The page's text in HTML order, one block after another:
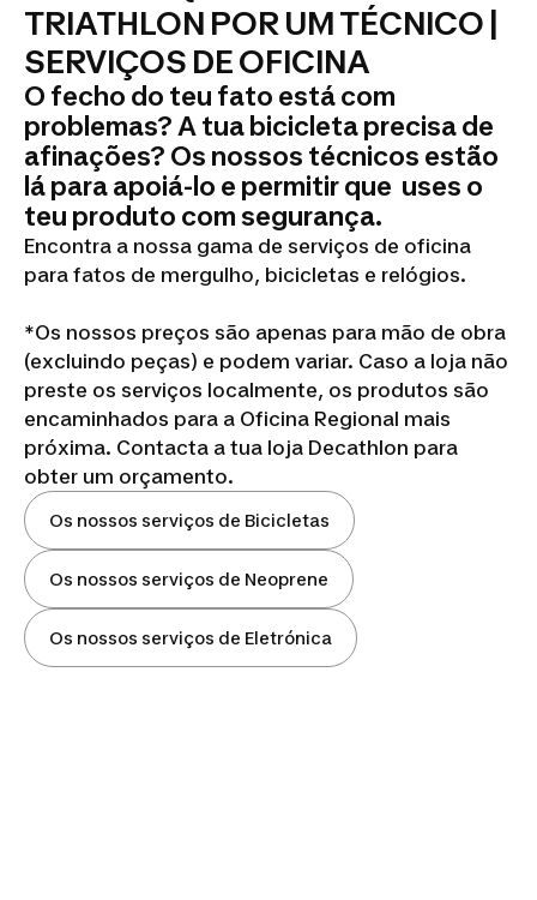
TRIATHLON POR UM TÉCNICO |
SERVIÇOS DE OFICINA
O fecho do teu fato está com
problemas? A tua bicicleta precisa de
afinações? Os nossos técnicos estão
lá para apoiá-lo e permitir que uses o
teu produto com segurança.
Encontra a nossa gama de serviços de oficina
para fatos de mergulho, bicicletas e relógios.
*Os nossos preços são apenas para mão de obra
(excluindo peças) e podem variar. Caso a loja não
preste os serviços localmente, os produtos são
encaminhados para a Oficina Regional mais
próxima. Contacta a tua loja Decathlon para
obter um orçamento.
Os nossos serviços de Bicicletas
Os nossos serviços de Neoprene
Os nossos serviços de Eletrónica